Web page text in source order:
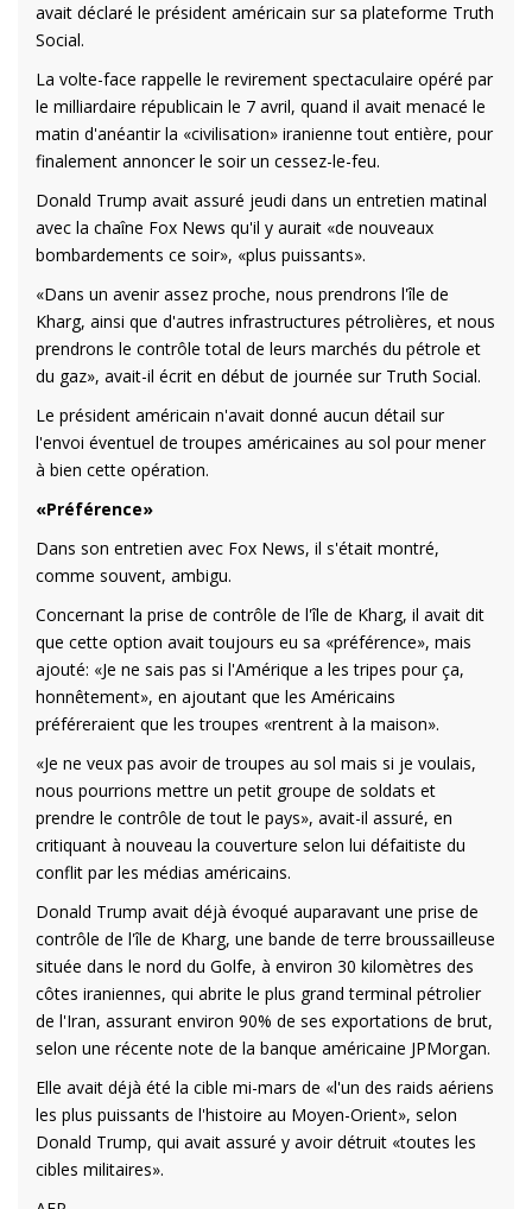
avait déclaré le président américain sur sa plateforme Truth
Social.
La volte-face rappelle le revirement spectaculaire opéré par
le milliardaire républicain le 7 avril, quand il avait menacé le
matin d'anéantir la «civilisation» iranienne tout entière, pour
finalement annoncer le soir un cessez-le-feu.
Donald Trump avait assuré jeudi dans un entretien matinal
avec la chaîne Fox News qu'il y aurait «de nouveaux
bombardements ce soir», «plus puissants».
«Dans un avenir assez proche, nous prendrons l'île de
Kharg, ainsi que d'autres infrastructures pétrolières, et nous
prendrons le contrôle total de leurs marchés du pétrole et
du gaz», avait-il écrit en début de journée sur Truth Social.
Le président américain n'avait donné aucun détail sur
l'envoi éventuel de troupes américaines au sol pour mener
à bien cette opération.
«Préférence»
Dans son entretien avec Fox News, il s'était montré,
comme souvent, ambigu.
Concernant la prise de contrôle de l'île de Kharg, il avait dit
que cette option avait toujours eu sa «préférence», mais
ajouté: «Je ne sais pas si l'Amérique a les tripes pour ça,
honnêtement», en ajoutant que les Américains
préféreraient que les troupes «rentrent à la maison».
«Je ne veux pas avoir de troupes au sol mais si je voulais,
nous pourrions mettre un petit groupe de soldats et
prendre le contrôle de tout le pays», avait-il assuré, en
critiquant à nouveau la couverture selon lui défaitiste du
conflit par les médias américains.
Donald Trump avait déjà évoqué auparavant une prise de
contrôle de l'île de Kharg, une bande de terre broussailleuse
située dans le nord du Golfe, à environ 30 kilomètres des
côtes iraniennes, qui abrite le plus grand terminal pétrolier
de l'Iran, assurant environ 90% de ses exportations de brut,
selon une récente note de la banque américaine JPMorgan.
Elle avait déjà été la cible mi-mars de «l'un des raids aériens
les plus puissants de l'histoire au Moyen-Orient», selon
Donald Trump, qui avait assuré y avoir détruit «toutes les
cibles militaires».